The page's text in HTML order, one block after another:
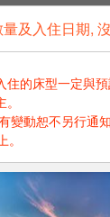
及入住日期,
的床型一定與
變動恕不另行通